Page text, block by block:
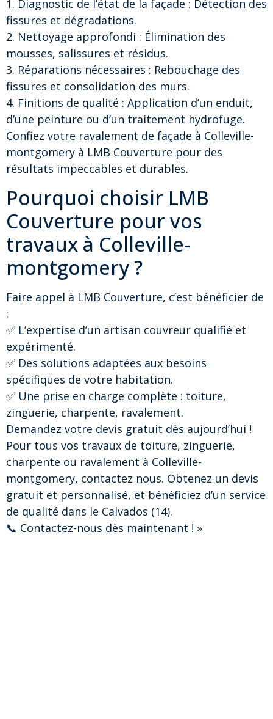
1. Diagnostic de l’état de la façade : Détection des
fissures et dégradations.
2. Nettoyage approfondi : Élimination des
mousses, salissures et résidus.
3. Réparations nécessaires : Rebouchage des
fissures et consolidation des murs.
4. Finitions de qualité : Application d’un enduit,
d’une peinture ou d’un traitement hydrofuge.
Confiez votre ravalement de façade à Colleville-
montgomery à LMB Couverture pour des
résultats impeccables et durables.
Pourquoi choisir LMB
Couverture pour vos
travaux à Colleville-
montgomery ?
Faire appel à LMB Couverture, c’est bénéficier de
:
✅ L’expertise d’un artisan couvreur qualifié et
expérimenté.
✅ Des solutions adaptées aux besoins
spécifiques de votre habitation.
✅ Une prise en charge complète : toiture,
zinguerie, charpente, ravalement.
Demandez votre devis gratuit dès aujourd’hui !
Pour tous vos travaux de toiture, zinguerie,
charpente ou ravalement à Colleville-
montgomery, contactez nous. Obtenez un devis
gratuit et personnalisé, et bénéficiez d’un service
de qualité dans le Calvados (14).
📞 Contactez-nous dès maintenant ! »